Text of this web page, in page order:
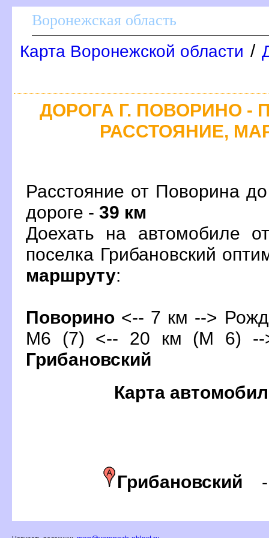
оронежская область
Карта Воронежской области /
ДОРОГА Г. ПОВОРИНО -
РАССТОЯНИЕ,
Расстояние от Поворина
дороге - 39 км
Доехать на автомобиле
поселка Грибановский
маршруту:
Поворино <-- 7 км -->
М6 (7) <-- 20 км (М 6)
Грибановский
Карта
Грибановский